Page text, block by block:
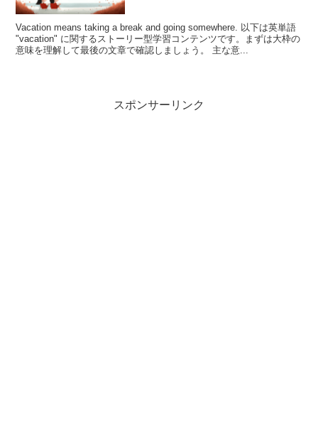
Vacation means taking a break and going somewhere. 以下は英単語
"vacation" に関するストーリー型学習コンテンツです。まずは大枠の
意味を理解して最後の文章で確認しましょう。 主な意...
スポンサーリンク